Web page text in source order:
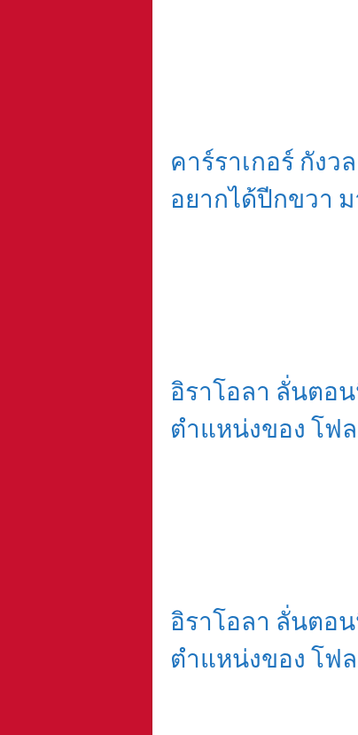
คาร์ราเกอร์ กังว
อยากได้ปีกขวา
อิราโอลา ลั่นตอน
ตำแหน่งของ โฟ
อิราโอลา ลั่นตอน
ตำแหน่งของ โฟ